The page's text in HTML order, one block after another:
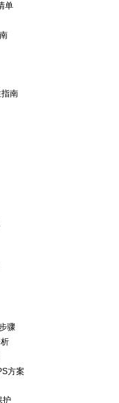
单
南
骤
方案
护